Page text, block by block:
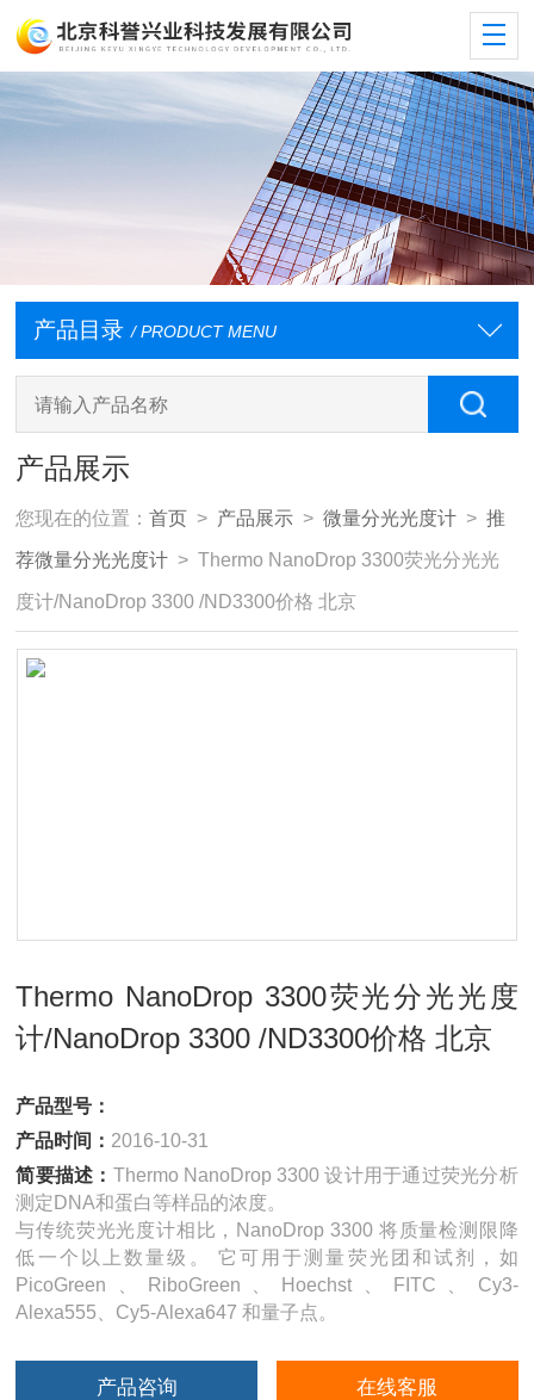
产品目录 / PRODUCT MENU
产品展示
您现在的位置：首页 > 产品展示 >微量分光光度计 >推
荐微量分光光度计 > Thermo NanoDrop 3300荧光分光光
度计/NanoDrop 3300 /ND3300价格 北京
Thermo NanoDrop 3300荧光分光光度
计/NanoDrop 3300 /ND3300价格 北京
产品型号：
产品时间： 2016-10-31
简要描述： Thermo NanoDrop 3300 设计用于通过荧光分析
测定DNA和蛋白等样品的浓度。
与传统荧光光度计相比，NanoDrop 3300 将质量检测限降
低一个以上数量级。 它可用于测量荧光团和试剂，如
PicoGreen、RiboGreen、Hoechst、FITC、Cy3-
Alexa555、Cy5-Alexa647 和量子点。
产品咨询 在线客服